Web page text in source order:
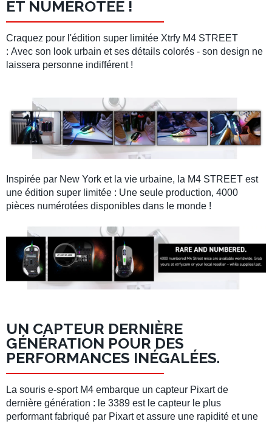
ET NUMÉROTÉE !
Craquez pour l'édition super limitée Xtrfy M4 STREET
: Avec son look urbain et ses détails colorés - son design ne
laissera personne indifférent !
Inspirée par New York et la vie urbaine, la M4 STREET est
une édition super limitée : Une seule production, 4000
pièces numérotées disponibles dans le monde !
UN CAPTEUR DERNIÈRE
GÉNÉRATION POUR DES
PERFORMANCES INÉGALÉES.
La souris e-sport M4 embarque un capteur Pixart de
dernière génération : le 3389 est le capteur le plus
performant fabriqué par Pixart et assure une rapidité et une